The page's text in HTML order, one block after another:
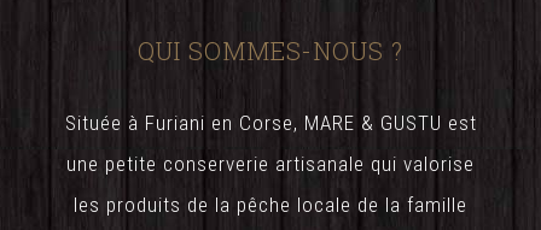
QUI SOMMES-NOUS ?
Située à Furiani en Corse, MARE & GUSTU est
une petite conserverie artisanale qui valorise
les produits de la pêche locale de la famille